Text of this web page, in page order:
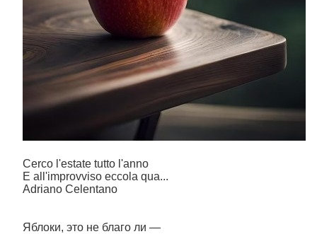
Cerco l'estate tutto l'anno
E all'improvviso eccola qua...
Adriano Celentano
Яблоки, это не благо ли —